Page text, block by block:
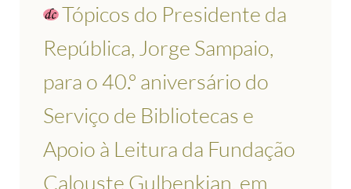
Tópicos do Presidente da
República, Jorge Sampaio,
para o 40.º aniversário do
Serviço de Bibliotecas e
Apoio à Leitura da Fundação
Calouste Gulbenkian, em